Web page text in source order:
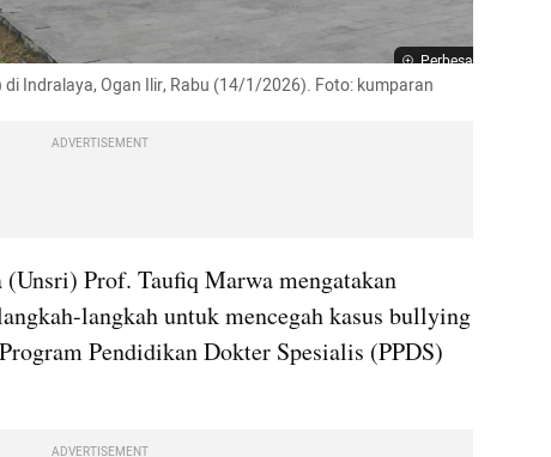
Perbesar
Indralaya, Ogan Ilir, Rabu (14/1/2026). Foto: kumparan
ADVERTISEMENT
Prof. Taufiq Marwa mengatakan
langkah untuk mencegah kasus bullying
Pendidikan Dokter Spesialis (PPDS)
ADVERTISEMENT